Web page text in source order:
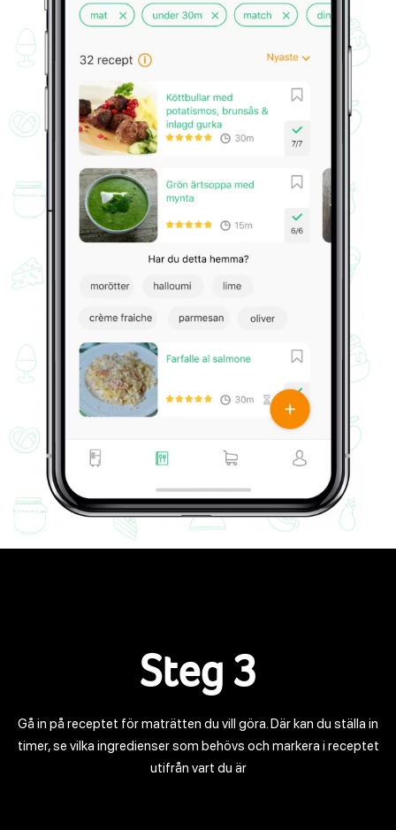
Steg 3
Gå in på receptet för maträtten du vill göra. Där kan du ställa in
timer, se vilka ingredienser som behövs och markera i receptet
utifrån vart du är